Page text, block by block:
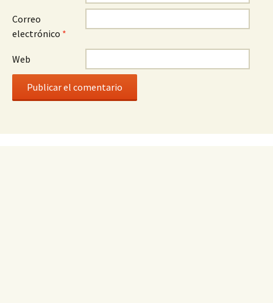
Correo
electrónico *
Web